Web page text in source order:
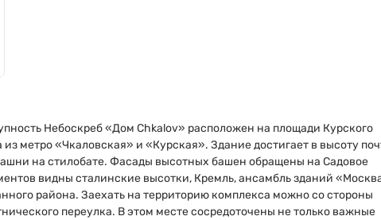
Небоскреб «Дом Chkalov» расположен на площади Курского
метро «Чкаловская» и «Курская». Здание достигает в высоту
на стилобате. Фасады высотных башен обращены на Садовое
видны сталинские высотки, Кремль, ансамбль зданий
района. Заехать на территорию комплекса можно со стороны
переулка. В этом месте сосредоточены не только важные